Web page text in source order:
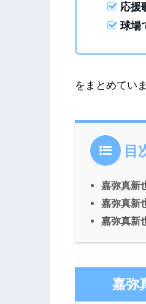
応援
球場
をまとめていま
目
嘉弥真新
嘉弥真新
嘉弥真新
嘉弥